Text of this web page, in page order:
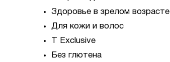
Здоровье в зрелом возрасте
Для кожи и волос
T Exclusive
Без глютена